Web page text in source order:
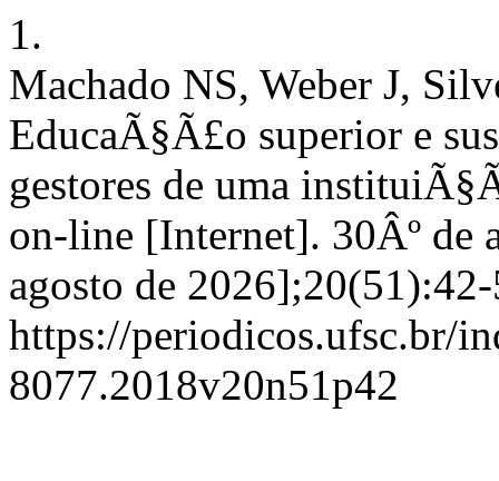
1.
Machado NS, Weber J,
EducaÃ§Ã£o superior e
gestores de uma
on-line [Internet]. 30Âº de
agosto de
https://periodicos.ufsc.br/
8077.2018v20n51p42